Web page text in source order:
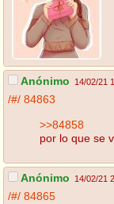
Anónimo 14/02/21
/#/ 84863
>>84858
por lo que se
Anónimo 14/02/21
/#/ 84865